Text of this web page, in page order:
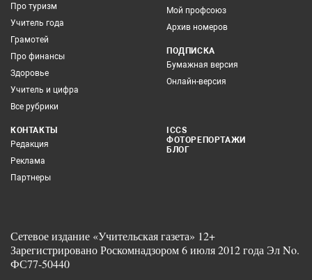
Про туризм
Учитель года
Грамотей
Про финансы
Здоровье
Учитель и цифра
Все рубрики
Мой профсоюз
Архив номеров
ПОДПИСКА
Бумажная версия
Онлайн-версия
КОНТАКТЫ
Редакция
Реклама
Партнеры
ICCS
ФОТОРЕПОРТАЖИ
БЛОГ
Сетевое издание «Учительская газета» 12+
Зарегистрировано Роскомнадзором 6 июля 2012 года Эл No.
ФС77-50440